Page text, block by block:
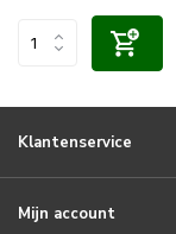
Klantenservice
Mijn account